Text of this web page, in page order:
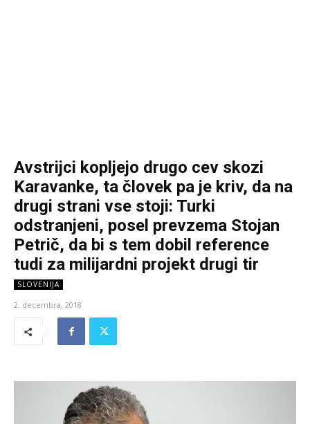
Avstrijci kopljejo drugo cev skozi
Karavanke, ta človek pa je kriv, da na
drugi strani vse stoji: Turki
odstranjeni, posel prevzema Stojan
Petrič, da bi s tem dobil reference
tudi za milijardni projekt drugi tir
SLOVENIJA
2. decembra, 2018